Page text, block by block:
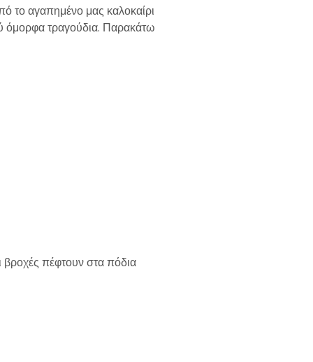
το αγαπημένο μας καλοκαίρι
όμορφα τραγούδια. Παρακάτω
βροχές πέφτουν στα πόδια